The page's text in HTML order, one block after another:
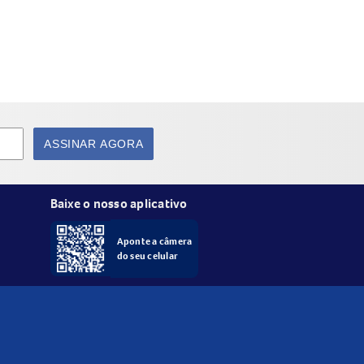
ASSINAR AGORA
Baixe o nosso aplicativo
Aponte a câmera
do seu celular